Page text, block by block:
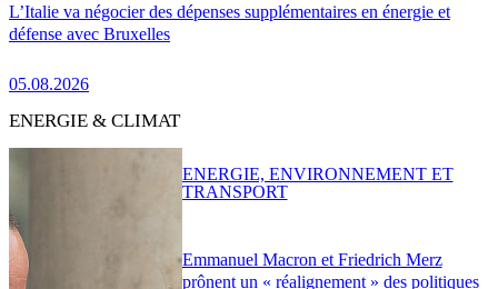
L’Italie va négocier des dépenses supplémentaires en énergie et
défense avec Bruxelles
05.08.2026
ENERGIE & CLIMAT
Emmanuel Macron et Friedrich Merz
prônent un « réalignement » des politiques
ENERGIE, ENVIRONNEMENT ET
TRANSPORT